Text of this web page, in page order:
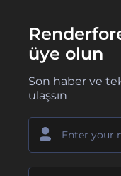
üye olun
Son haber ve
ulaşsın